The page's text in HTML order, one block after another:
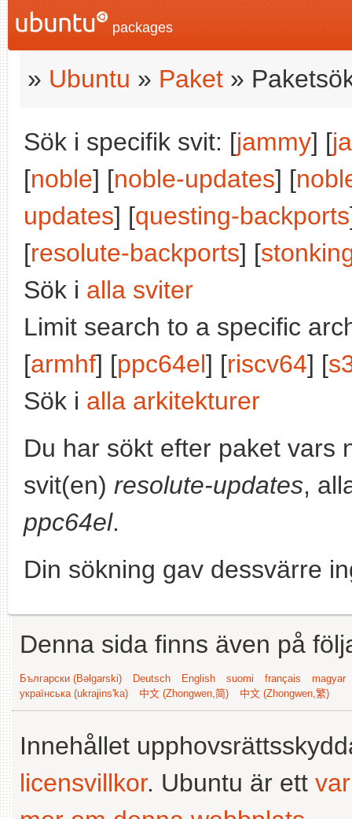
packages
» Ubuntu » Paket »
Sök i specifik svit: [jammy] [
[noble] [noble-updates] [
updates] [questing-backports
[resolute-backports] [
Sök i alla sviter
Limit search to a specific
[armhf] [ppc64el] [riscv64] [
Sök i alla arkitekturer
Du har sökt efter paket vars
svit(en) resolute-updates,
ppc64el.
Din sökning gav dessvärre
Denna sida finns även på
Български (Bəlgarski) Deutsch English suomi français
magyar
українська (ukrajins'ka)
中文 (Zhongwen,简) 中文 (Zhongwen,繁)
Innehållet
licensvillkor. Ubuntu är ett